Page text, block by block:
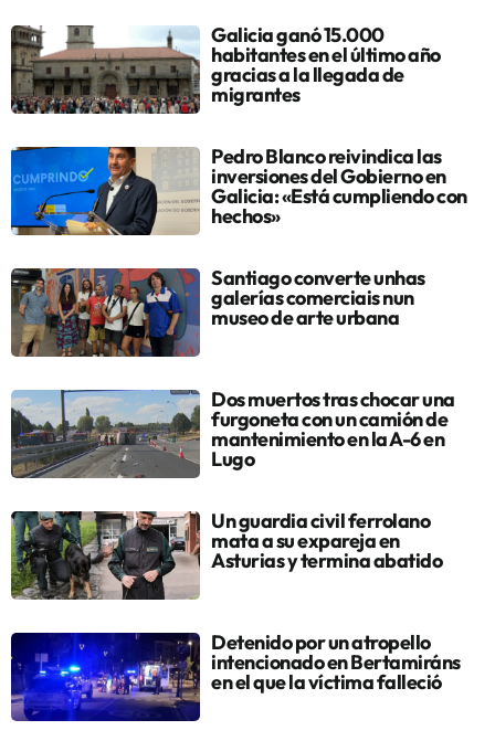
Galicia ganó 15.000
habitantes en el último año
gracias a la llegada de
migrantes
Pedro Blanco reivindica las
inversiones del Gobierno en
Galicia: «Está cumpliendo con
hechos»
Santiago converte unhas
galerías comerciais nun
museo de arte urbana
Dos muertos tras chocar una
furgoneta con un camión de
mantenimiento en la A-6 en
Lugo
Un guardia civil ferrolano
mata a su expareja en
Asturias y termina abatido
Detenido por un atropello
intencionado en Bertamiráns
en el que la víctima falleció